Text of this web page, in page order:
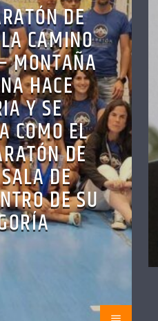
DE
CAMINO
MONTAÑA
HACE
Y SE
COMO EL
DE
DE
DE SU